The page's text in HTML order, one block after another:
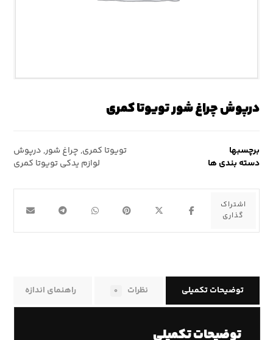
درپوش چراغ شور تویوتا کمری
برچسبها تویوتا کمری, چراغ شور, درپوش
دسته بندی ها
لوازم یدکی تویوتا کمری
توضیحات تکمیلی نظرات ۰ راهنمای اندازه
توضیحات تکمیلی